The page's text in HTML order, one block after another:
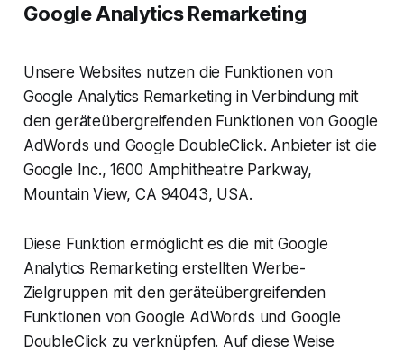
Google Analytics Remarketing
Unsere Websites nutzen die Funktionen von
Google Analytics Remarketing in Verbindung mit
den geräteübergreifenden Funktionen von Google
AdWords und Google DoubleClick. Anbieter ist die
Google Inc., 1600 Amphitheatre Parkway,
Mountain View, CA 94043, USA.
Diese Funktion ermöglicht es die mit Google
Analytics Remarketing erstellten Werbe-
Zielgruppen mit den geräteübergreifenden
Funktionen von Google AdWords und Google
DoubleClick zu verknüpfen. Auf diese Weise